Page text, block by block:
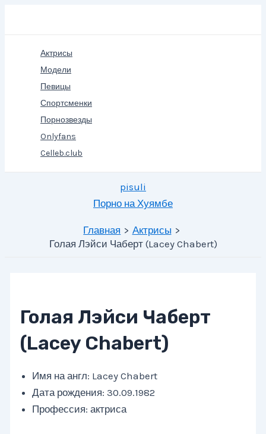
Актрисы
Модели
Певицы
Спортсменки
Порнозвезды
Onlyfans
Celleb.club
pisuli
Порно на Хуямбе
Главная
Актрисы
Голая Лэйси Чаберт (Lacey Chabert)
Голая Лэйси Чаберт
(Lacey Chabert)
Имя на англ: Lacey Chabert
Дата рождения: 30.09.1982
Профессия: актриса